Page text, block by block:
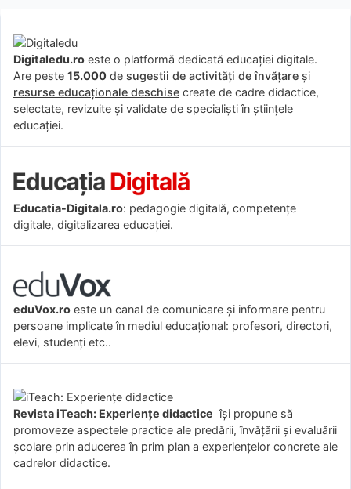
Digitaledu.ro este o platformă dedicată educației digitale.
Are peste 15.000 de sugestii de activități de învățare și
resurse educaționale deschise create de cadre didactice,
selectate, revizuite și validate de specialiști în științele
educației.
Educatia-Digitala.ro: pedagogie digitală, competențe
digitale, digitalizarea educației.
eduVox.ro este un canal de comunicare și informare pentru
persoane implicate în mediul educațional: profesori, directori,
elevi, studenți etc..
Revista iTeach: Experienţe didactice îşi propune să
promoveze aspectele practice ale predării, învăţării şi evaluării
şcolare prin aducerea în prim plan a experienţelor concrete ale
cadrelor didactice.